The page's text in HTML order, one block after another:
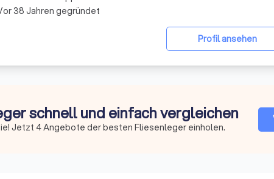
Profil ansehen
38 Jahren gegründet
schnell und einfach vergleichen
Jetzt 4 Angebote der besten Fliesenleger einholen.